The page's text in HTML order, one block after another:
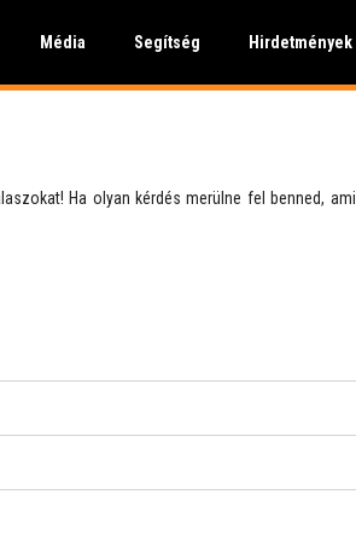
Média Segítség Hirdetmények
Ha olyan kérdés merülne fel benned,